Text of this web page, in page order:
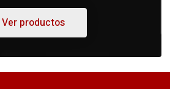
Ver productos